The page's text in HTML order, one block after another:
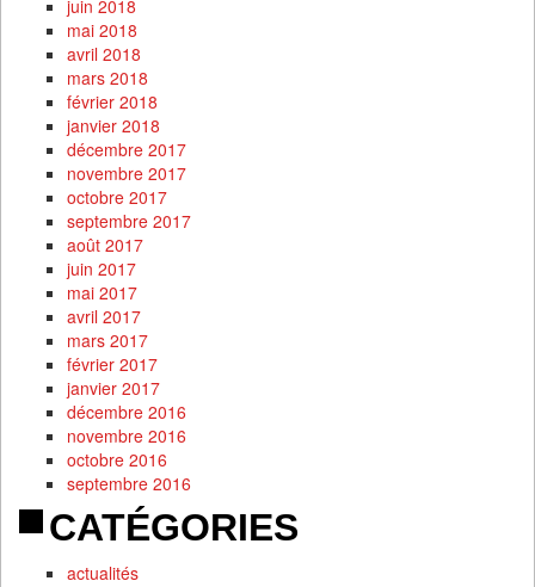
juin 2018
mai 2018
avril 2018
mars 2018
février 2018
janvier 2018
décembre 2017
novembre 2017
octobre 2017
septembre 2017
août 2017
juin 2017
mai 2017
avril 2017
mars 2017
février 2017
janvier 2017
décembre 2016
novembre 2016
octobre 2016
septembre 2016
CATÉGORIES
actualités